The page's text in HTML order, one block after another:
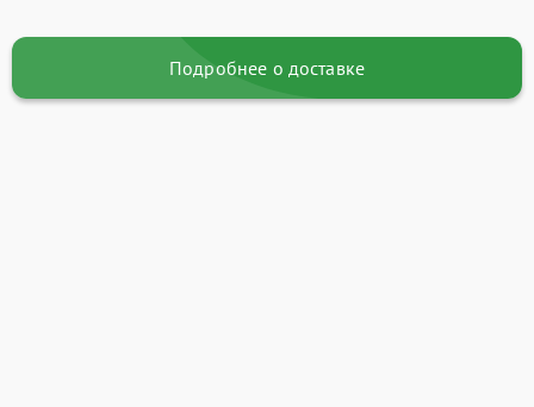
Подробнее о доставке